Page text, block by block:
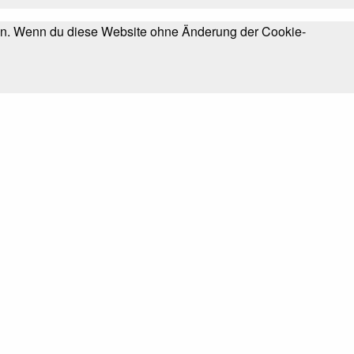
Wenn du diese Website ohne Änderung der Cookie-